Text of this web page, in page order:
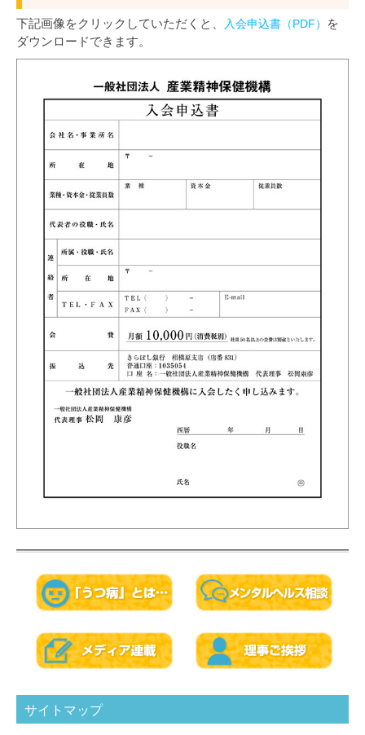
下記画像をクリックしていただくと、 入会申込書（PDF）
を
ダウンロードできます。
サイトマップ